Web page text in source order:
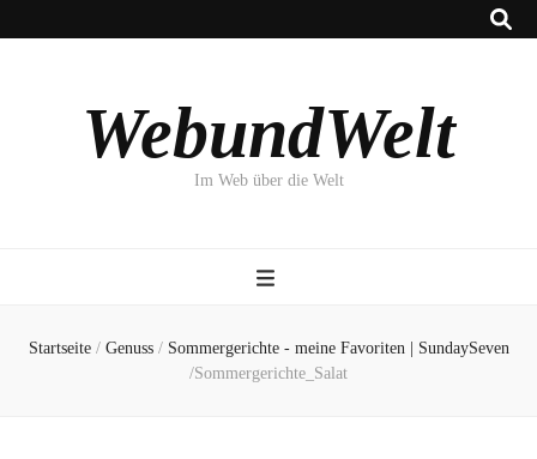
WebundWelt
Im Web über die Welt
Startseite / Genuss / Sommergerichte - meine Favoriten | SundaySeven
/Sommergerichte_Salat